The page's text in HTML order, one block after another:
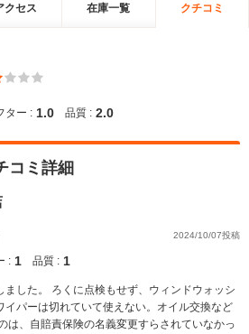
クセス 在庫一覧 クチコミ
ター : 1.0 品質 : 2.0
コミ詳細
2024/10/07投稿
: 1 品質 : 1
した。 ろくに点検もせず、ウィンドウォッシ
イパーは切れていて使えない。オイル交換など
は、自賠責保険の名義変更すらされていなかっ